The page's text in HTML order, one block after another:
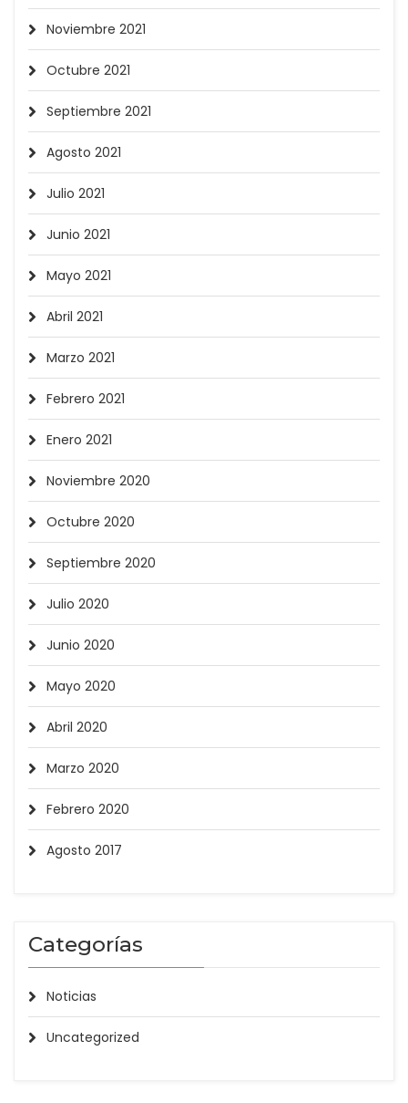
Noviembre 2021
Octubre 2021
Septiembre 2021
Agosto 2021
Julio 2021
Junio 2021
Mayo 2021
Abril 2021
Marzo 2021
Febrero 2021
Enero 2021
Noviembre 2020
Octubre 2020
Septiembre 2020
Julio 2020
Junio 2020
Mayo 2020
Abril 2020
Marzo 2020
Febrero 2020
Agosto 2017
Categorías
Noticias
Uncategorized